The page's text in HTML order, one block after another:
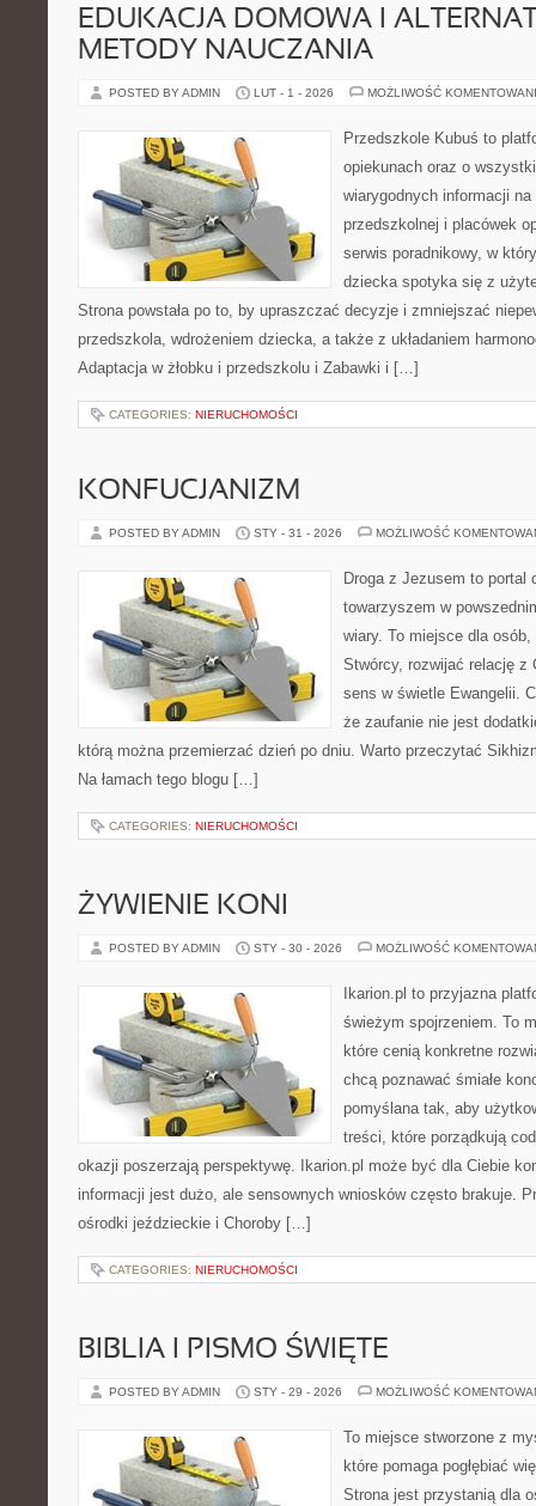
EDUKACJA DOMOWA I
METODY NAUCZANIA
POSTED BY ADMIN LUT - 1 - 2026 MOŻLIWOŚĆ
Przedszkole Kubuś to
opiekunach oraz o
wiarygodnych informacji
przedszkolnej i placówek
serwis poradnikowy, w
dziecka spotyka się z
Strona powstała po to, by upraszczać decyzje i zmniejszać
przedszkola, wdrożeniem dziecka, a także z układaniem
Adaptacja w żłobku i przedszkolu i Zabawki i […]
CATEGORIES: NIERUCHOMOŚCI
KONFUCJANIZM
POSTED BY ADMIN STY - 31 - 2026 MOŻLIWOŚĆ
Droga z Jezusem to
towarzyszem w
wiary. To miejsce dla
Stwórcy, rozwijać relację z
sens w świetle Ewangelii.
że zaufanie nie jest
którą można przemierzać dzień po dniu. Warto przeczytać
Na łamach tego blogu […]
CATEGORIES: NIERUCHOMOŚCI
ŻYWIENIE KONI
POSTED BY ADMIN STY - 30 - 2026 MOŻLIWOŚĆ
Ikarion.pl to przyjazna
świeżym spojrzeniem. To
które cenią konkretne
chcą poznawać śmiałe
pomyślana tak, aby
treści, które porządkują
okazji poszerzają perspektywę. Ikarion.pl może być dla Ciebie
informacji jest dużo, ale sensownych wniosków często brakuje.
ośrodki jeździeckie i Choroby […]
CATEGORIES: NIERUCHOMOŚCI
BIBLIA I PISMO ŚWIĘTE
POSTED BY ADMIN STY - 29 - 2026 MOŻLIWOŚĆ
To miejsce stworzone z
które pomaga pogłębiać
Strona jest przystanią dla